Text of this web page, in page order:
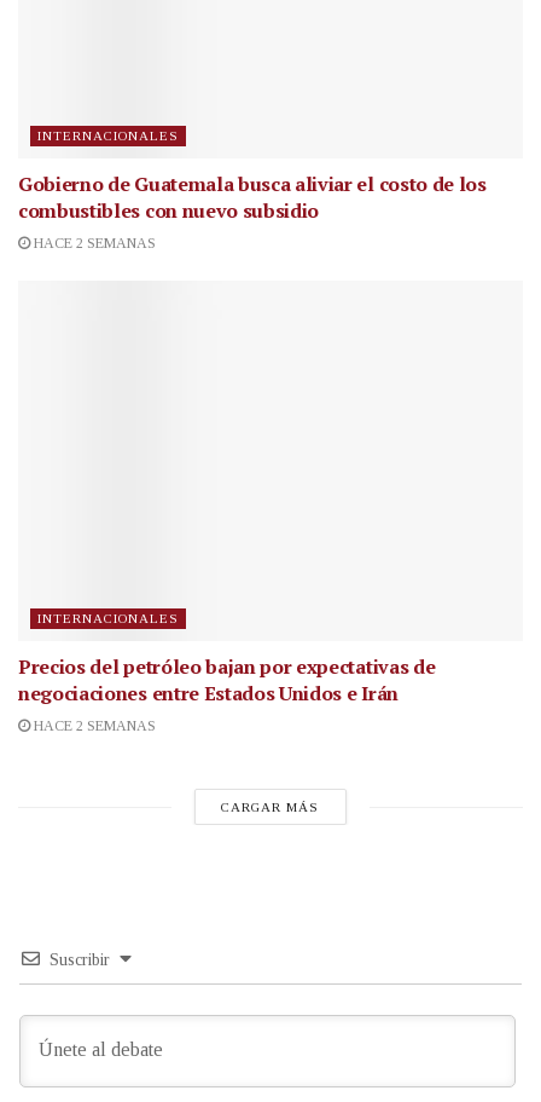
INTERNACIONALES
Gobierno de Guatemala busca aliviar el costo de los
combustibles con nuevo subsidio
HACE 2 SEMANAS
INTERNACIONALES
Precios del petróleo bajan por expectativas de
negociaciones entre Estados Unidos e Irán
HACE 2 SEMANAS
CARGAR MÁS
Suscribir